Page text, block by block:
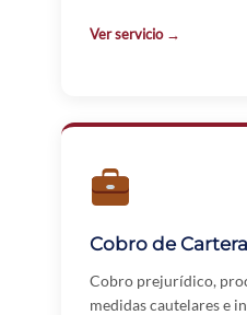
Ver servicio →
Cobro de Cartera
Cobro prejurídico,
medidas cautelares e